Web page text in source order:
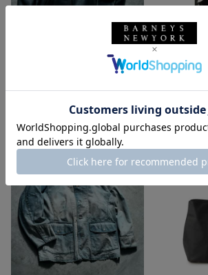
ELLM ホースレザーブルゾン
¥165,000
NEW
グ／ドッ
¥6,600